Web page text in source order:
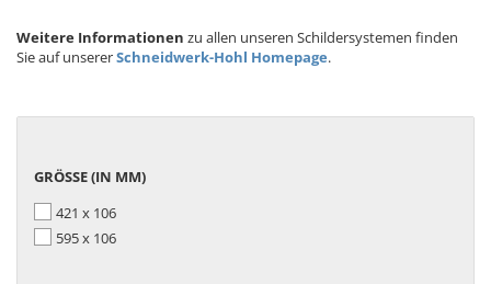
Weitere Informationen zu allen unseren Schildersystemen finden
Sie auf unsererSchneidwerk-Hohl Homepage.
GRÖSSE (
M)
GRÖSSE (IN MM)
421 x 106
595 x 106